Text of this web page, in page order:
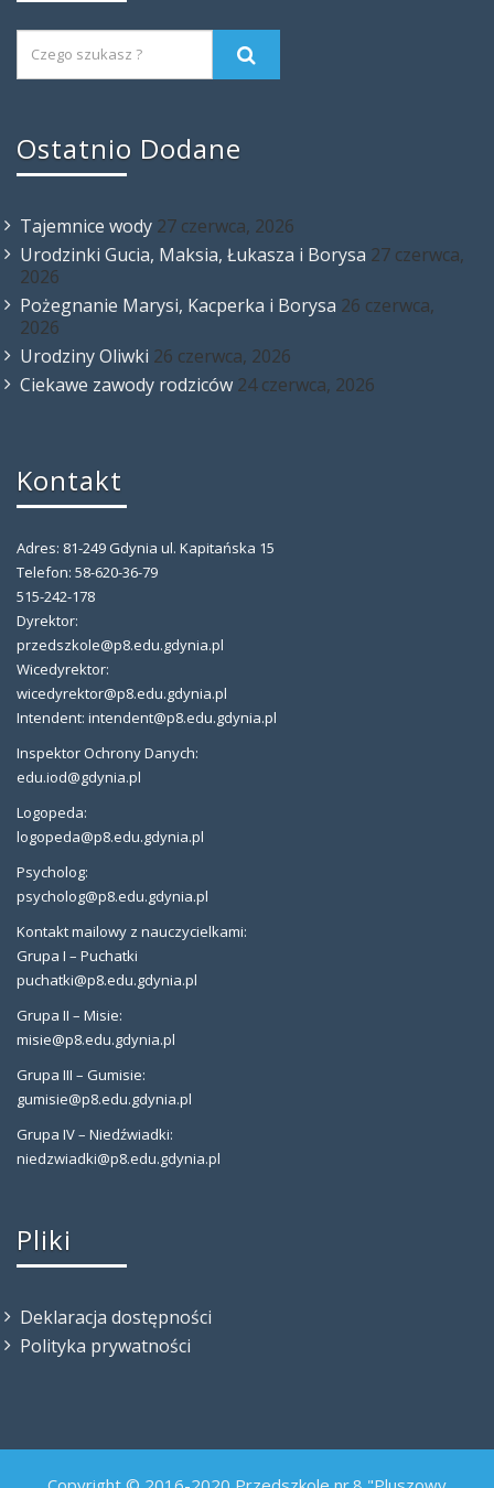
Ostatnio Dodane
Tajemnice wody 27 czerwca, 2026
Urodzinki Gucia, Maksia, Łukasza i Borysa 27 czerwca,
2026
Pożegnanie Marysi, Kacperka i Borysa 26 czerwca,
2026
Urodziny Oliwki 26 czerwca, 2026
Ciekawe zawody rodziców 24 czerwca, 2026
Kontakt
Adres: 81-249 Gdynia ul. Kapitańska 15
Telefon: 58-620-36-79
515-242-178
Dyrektor:
przedszkole@p8.edu.gdynia.pl
Wicedyrektor:
wicedyrektor@p8.edu.gdynia.pl
Intendent: intendent@p8.edu.gdynia.pl
Inspektor Ochrony Danych:
edu.iod@gdynia.pl
Logopeda:
logopeda@p8.edu.gdynia.pl
Psycholog:
psycholog@p8.edu.gdynia.pl
Kontakt mailowy z nauczycielkami:
Grupa I – Puchatki
puchatki@p8.edu.gdynia.pl
Grupa II – Misie:
misie@p8.edu.gdynia.pl
Grupa III – Gumisie:
gumisie@p8.edu.gdynia.pl
Grupa IV – Niedźwiadki:
niedzwiadki@p8.edu.gdynia.pl
Pliki
Deklaracja dostępności
Polityka prywatności